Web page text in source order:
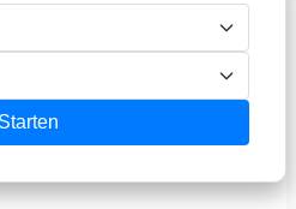
Starten